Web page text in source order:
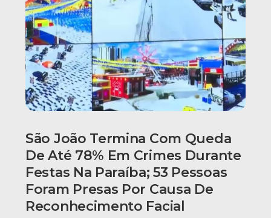
São João Termina Com Queda
De Até 78% Em Crimes Durante
Festas Na Paraíba; 53 Pessoas
Foram Presas Por Causa De
Reconhecimento Facial